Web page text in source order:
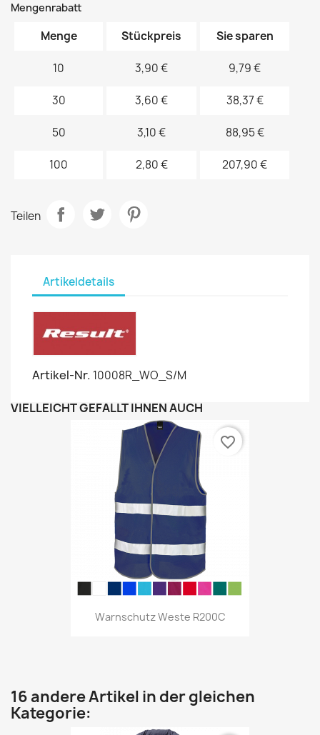
Mengenrabatt
Menge Stückpreis Sie sparen
10 3,90 € 9,79 €
30 3,60 € 38,37 €
50 3,10 € 88,95 €
100 2,80 € 207,90 €
Teilen
Artikeldetails
Artikel-Nr. 10008R_WO_S/M
VIELLEICHT GEFÄLLT IHNEN AUCH
Warnschutz Weste R200C
favorite_border
16 andere Artikel in der gleichen
Kategorie: